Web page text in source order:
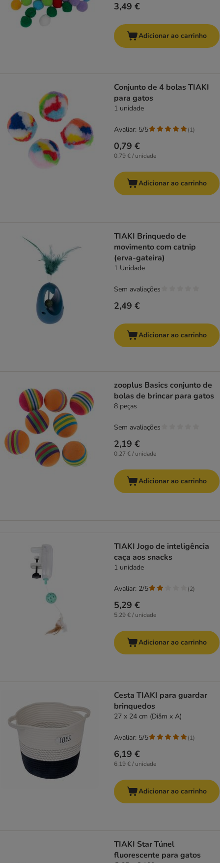
3,49 €
Adicionar ao carrinho
Conjunto de 4 bolas TIAKI
para gatos
1 unidade
0,79 €
0,79 € / unidade
Avaliar: 5/5 (1)
Adicionar ao carrinho
TIAKI Brinquedo de
movimento com catnip
(erva-gateira)
1 Unidade
2,49 €
Sem avaliações
Adicionar ao carrinho
zooplus Basics conjunto de
bolas de brincar para gatos
8 peças
2,19 €
0,27 € / unidade
Sem avaliações
Adicionar ao carrinho
TIAKI Jogo de inteligência
caça aos snacks
1 unidade
5,29 €
5,29 € / unidade
Avaliar: 2/5 (2)
Adicionar ao carrinho
Cesta TIAKI para guardar
brinquedos
27 x 24 cm (Diâm x A)
6,19 €
6,19 € / unidade
Avaliar: 5/5 (1)
Adicionar ao carrinho
TIAKI Star Túnel
fluorescente para gatos